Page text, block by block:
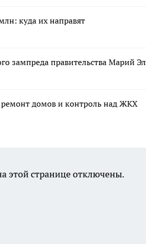
куда их направят
зампреда правительства Марий Эл
домов и контроль над ЖКХ
этой странице отключены.